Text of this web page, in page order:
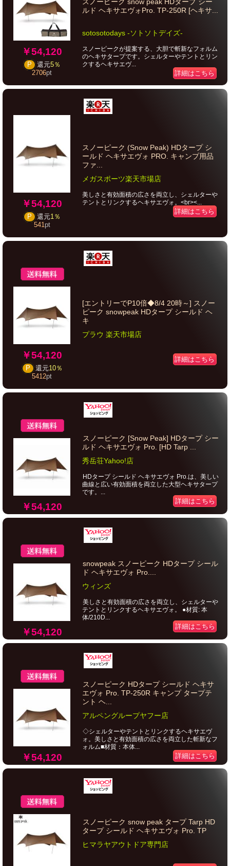
￥54,120
P 還元5％
2706pt
ルド ヘキサエヴォPro. TP-250R [ヘキサ...
sotosotodays -ソトソトデイズ-
スノーピークが提案する、大胆で斬新なフォルム
のヘキサタープです。シェルターやテントとリン
クするヘキサエヴ...
詳細はこちら
￥54,120
P 還元1％
541 pt
スノーピーク (Snow Peak) HDタープ シ
ールド ヘキサエヴォ PRO. キャンプ用品
ファ...
メガスポーツ楽天市場店
美しさと有効面積の広さを両立し、シェルターや
テントとリンクするヘキサエヴォ。<br><...
詳細はこちら
￥54,120
P 還元10％
5412pt
[エントリーでP10倍◆8/4 20時～] スノー
ピーク snowpeak HDタープ シールド ヘ
キ
プラウ 楽天市場店
詳細はこちら
￥54,120
スノーピーク [Snow Peak] HDタープ シー
ルド ヘキサエヴォ Pro. [HD Tarp ...
秀岳荘Yahoo!店
HDタープ シールド ヘキサエヴォ Pro.は、美しい
曲線と広い有効面積を両立した大型ヘキサタープ
です。...
詳細はこちら
￥54,120
snowpeak スノーピーク HDタープ シール
ド ヘキサエヴォ Pro....
ウィンズ
美しさと有効面積の広さを両立し、シェルターや
テントとリンクするヘキサエヴォ。 ●材質: 本
体/210D...
詳細はこちら
￥54,120
スノーピーク HDタープ シールド ヘキサ
エヴォ Pro. TP-250R キャンプ タープテ
ント ヘ...
アルペングループヤフー店
◇シェルターやテントとリンクするヘキサエヴ
ォ。美しさと有効面積の広さを両立した斬新なフ
ォルム■材質：本体...
詳細はこちら
スノーピーク snow peak タープ Tarp HD
タープ シールド ヘキサエヴォ Pro. TP
ヒマラヤアウトドア専門店